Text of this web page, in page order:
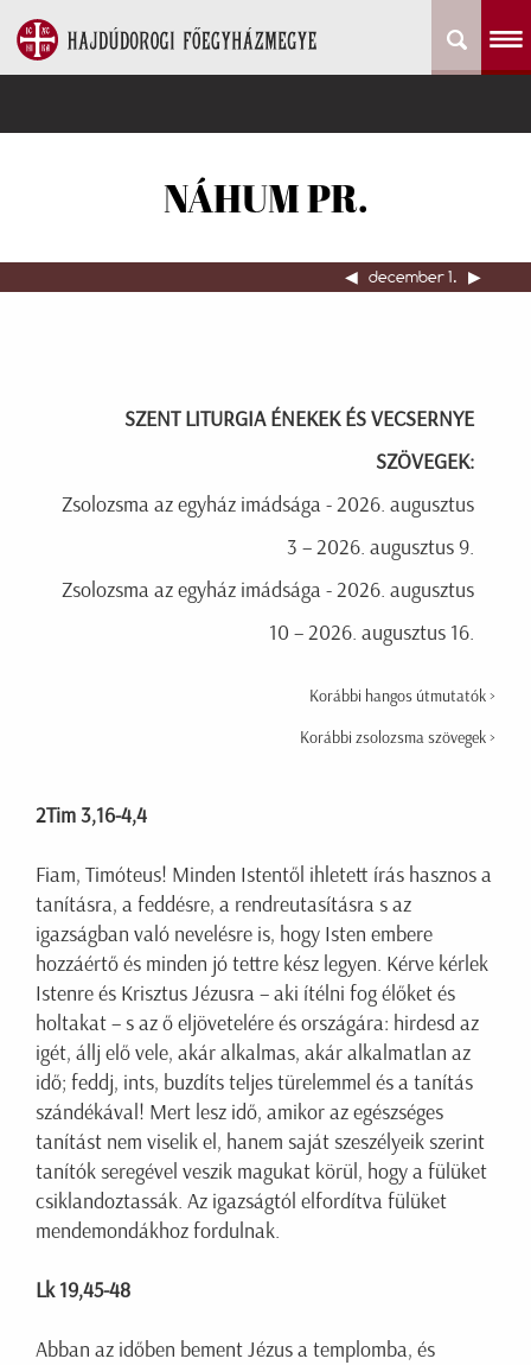
NÁHUM PR.
◀︎ december 1. ▶︎
SZENT LITURGIA ÉNEKEK ÉS VECSERNYE
SZÖVEGEK:
Zsolozsma az egyház imádsága - 2026. augusztus
3 – 2026. augusztus 9.
Zsolozsma az egyház imádsága - 2026. augusztus
10 – 2026. augusztus 16.
Korábbi hangos útmutatók >
Korábbi zsolozsma szövegek >
2Tim 3,16-4,4
Fiam, Timóteus! Minden Istentől ihletett írás hasznos a
tanításra, a feddésre, a rendreutasításra s az
igazságban való nevelésre is, hogy Isten embere
hozzáértő és minden jó tettre kész legyen. Kérve kérlek
Istenre és Krisztus Jézusra – aki ítélni fog élőket és
holtakat – s az ő eljövetelére és országára: hirdesd az
igét, állj elő vele, akár alkalmas, akár alkalmatlan az
idő; feddj, ints, buzdíts teljes türelemmel és a tanítás
szándékával! Mert lesz idő, amikor az egészséges
tanítást nem viselik el, hanem saját szeszélyeik szerint
tanítók seregével veszik magukat körül, hogy a fülüket
csiklandoztassák. Az igazságtól elfordítva fülüket
mendemondákhoz fordulnak.
Lk 19,45-48
Abban az időben bement Jézus a templomba, és